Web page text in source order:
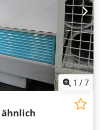
1 /7
ähnlich